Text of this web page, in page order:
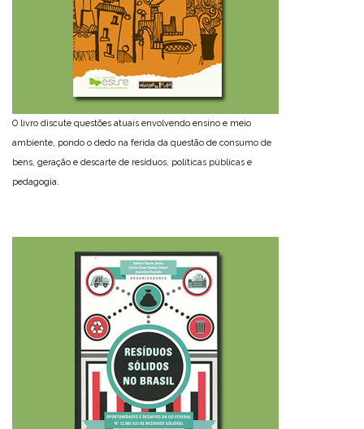
O livro discute questões atuais envolvendo ensino e meio
ambiente, pondo o dedo na ferida da questão de consumo de
bens, geração e descarte de resíduos, políticas públicas e
pedagogia.